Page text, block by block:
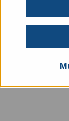
taloutta ja
tarkastella